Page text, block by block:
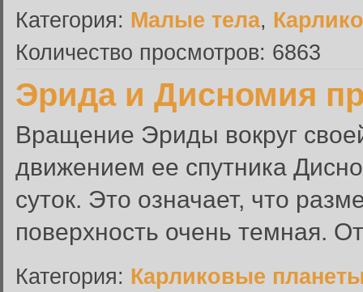
Категория: Малые тела,
Количество просмотров: 6863
Эрида и Дисномия
Вращение Эриды вокруг
движением ее спутника
суток. Это означает, что
поверхность очень темная.
Категория: Карликовые